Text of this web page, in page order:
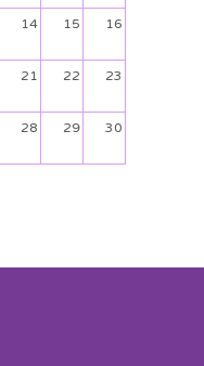
14 15 16
21 22 23
28 29 30